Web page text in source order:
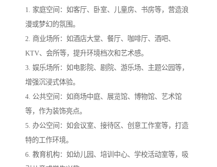
1. 家庭空间：如客厅、卧室、儿童房、书房等，营造浪
漫或梦幻的氛围。
2. 商业场所：如酒店大堂、餐厅、咖啡厅、酒吧、
KTV、会所等，提升环境档次和艺术感。
3. 娱乐场所：如电影院、剧院、游乐场、主题公园等，
增强沉浸式体验。
4. 公共空间：如商场中庭、展览馆、博物馆、艺术馆
等，作为装饰亮点。
5. 办公空间：如会议室、接待区、创意工作室等，打造
特的工作环境。
6. 教育机构：如幼儿园、培训中心、学校活动室等，吸